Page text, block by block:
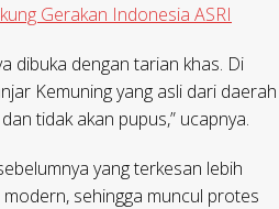
Gerakan Indonesia ASRI
dibuka dengan tarian khas. Di
Kemuning yang asli dari daerah
tidak akan pupus,” ucapnya.
yang terkesan lebih
sehingga muncul protes